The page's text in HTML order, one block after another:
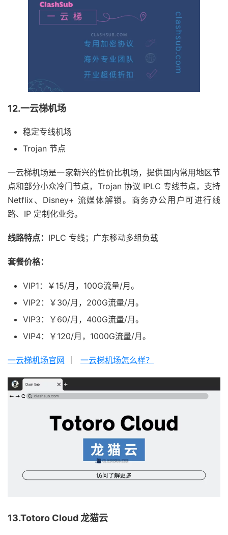
12.一云梯机场
稳定专线机场
Trojan 节点
一云梯机场是一家新兴的性价比机场，提供国内常用地区节
点和部分小众冷门节点，Trojan 协议 IPLC 专线节点，支持
Netflix、Disney+ 流媒体解锁。商务办公用户可进行线
路、IP 定制化业务。
线路特点： IPLC 专线；广东移动多组负载
套餐价格：
VIP1：￥15/月，100G流量/月。
VIP2：￥30/月，200G流量/月。
VIP3：￥60/月，400G流量/月。
VIP4：￥120/月，1000G流量/月。
一云梯机场官网 一云梯机场怎么样？
13.Totoro Cloud 龙猫云